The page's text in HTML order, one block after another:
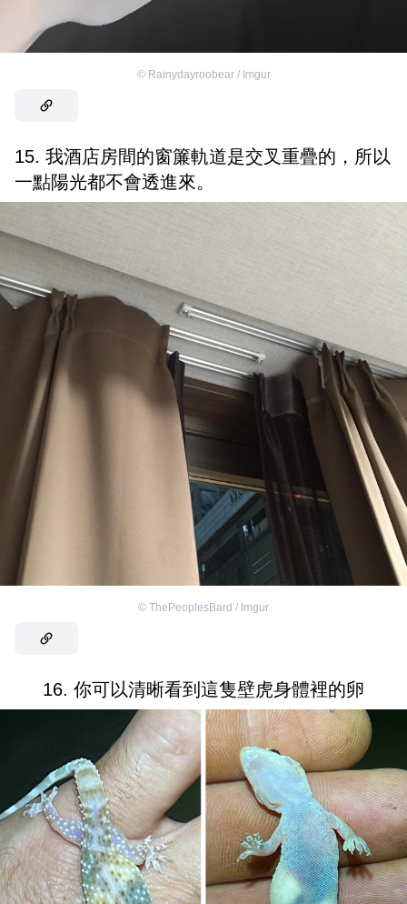
© Rainydayroobear / Imgur
15. 我酒店房間的窗簾軌道是交叉重疊的，所以
一點陽光都不會透進來。
© ThePeoplesBard / Imgur
16. 你可以清晰看到這隻壁虎身體裡的卵